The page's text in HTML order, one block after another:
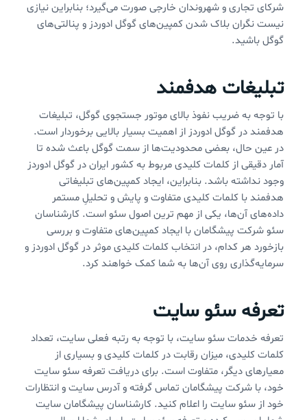
شرکای تجاری و شهروندان خارجی صورت می‌گیرد؛ بنابراین نیازی
نیست نگران بلاک شدن کمپین‌های گوگل ادوردز و پنالتی‌های
گوگل باشید.
تبلیغات هدفمند
با توجه به ضریب نفوذ بالای موتور جستجوی گوگل، تبلیغات
هدفمند در گوگل ادوردز از اهمیت بسیار بالایی برخوردار است.
در عین حال، بعضی محدودیت‌ها از سمت گوگل باعث شده تا
آمار دقیقی از کلمات کلیدی مربوط به کشور ایران در گوگل ادوردز
وجود نداشته باشد. بنابراین، ایجاد کمپین‌های تبلیغاتی
هدفمند با کلمات کلیدی متفاوت و پایش و تحلیلِ مستمر
داده‌های آن‌ها، یکی از مهم ترین اصول سئو است. کارشناسان
سئو شرکت پیشگامان با ایجاد کمپین‌های متفاوت و بررسی
بازخورد هر کدام، در انتخاب کلمات کلیدی موثر در گوگل ادوردز و
سرمایه‌گذاری روی آن‌ها به شما کمک خواهند کرد.
تعرفه سئو سایت
تعرفه خدمات سئو سایت، با توجه به رتبه فعلی سایت، تعداد
کلمات کلیدی، میزان رقابت در کلمات کلیدی و بسیاری از
معیارهای دیگر، متفاوت است. برای دریافت تعرفه سئو سایت
خود، با شرکت پیشگامان تماس گرفته و آدرس سایت و انتظارات
خود از سئو سایت را اعلام کنید. کارشناسان پیشگامان سایت